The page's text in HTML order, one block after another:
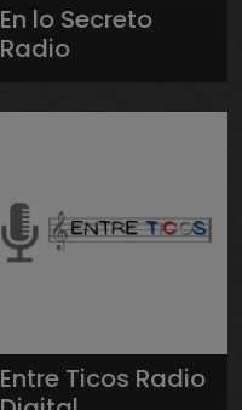
En lo Secreto
Radio
Entre Ticos Radio